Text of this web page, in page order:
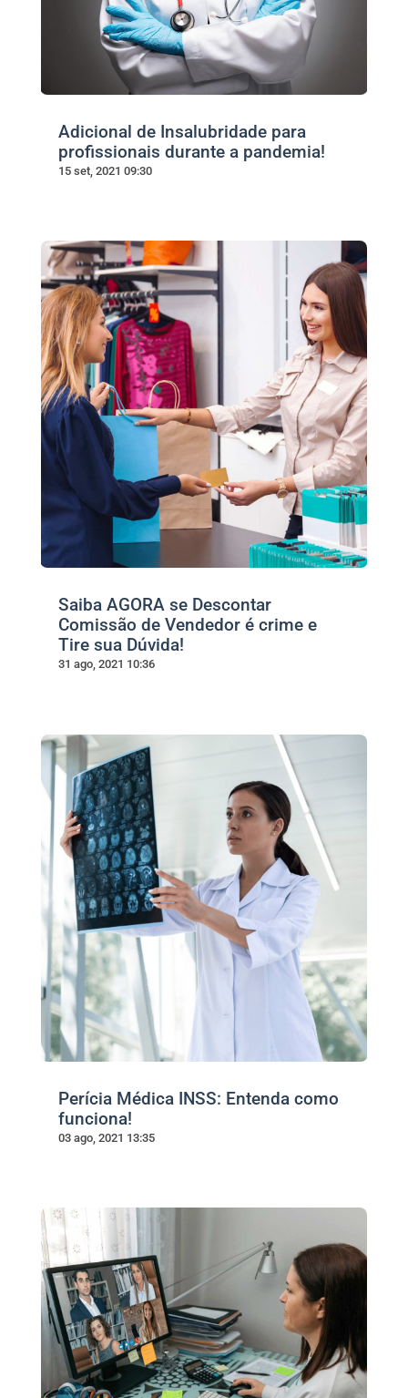
Adicional de Insalubridade para
profissionais durante a pandemia!
15 set, 2021 09:30
Saiba AGORA se Descontar
Comissão de Vendedor é crime e
Tire sua Dúvida!
31 ago, 2021 10:36
Perícia Médica INSS: Entenda como
funciona!
03 ago, 2021 13:35